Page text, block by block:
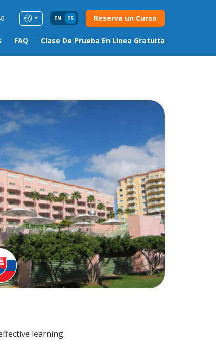
EN ES Reserva un Curso
FAQ Clase De Prueba En Línea Gratuita
learning.